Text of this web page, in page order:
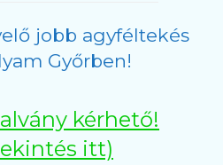
jobb agyféltekés
Győrben!
kérhető!
itt)